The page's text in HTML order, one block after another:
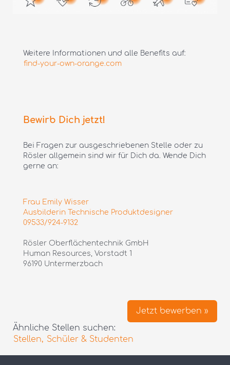
Weitere Informationen und alle Benefits auf:
find-your-own-orange.com
Bewirb Dich jetzt!
Bei Fragen zur ausgeschriebenen Stelle oder zu
Rösler allgemein sind wir für Dich da. Wende Dich
gerne an:
Frau Emily Wisser
Ausbilderin Technische Produktdesigner
09533/924-9132
Rösler Oberflächentechnik GmbH
Human Resources, Vorstadt 1
96190 Untermerzbach
Jetzt bewerben »
Ähnliche Stellen suchen:
Stellen, Schüler & Studenten